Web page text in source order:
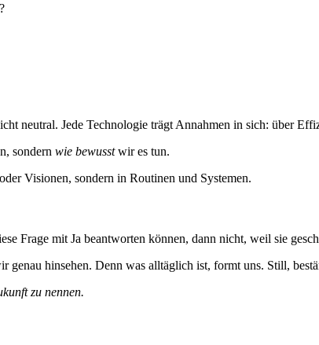
neutral. Jede Technologie trägt Annahmen in sich: über
sondern wie bewusstwir es tun.
Visionen, sondern in Routinen und Systemen.
Frage mit Ja beantworten können, dann nicht, weil sie
hinsehen. Denn was alltäglich ist, formt uns. Still,
zu nennen.